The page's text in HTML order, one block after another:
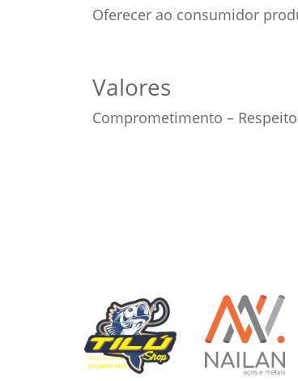
Oferecer ao consumidor
Valores
Comprometimento –